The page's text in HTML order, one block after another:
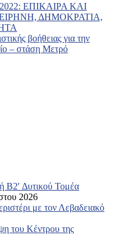
ΕΠΙΚΑΙΡΑ ΚΑΙ
ΔΗΜΟΚΡΑΤΙΑ,
βοήθειας για την
– στάση Μετρό
Β2′ Δυτικού Τομέα
2026
με τον Λεβαδειακό
του Κέντρου της